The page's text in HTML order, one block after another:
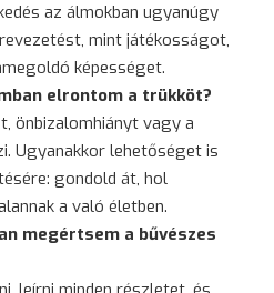
az álmokban ugyanúgy
mint játékosságot,
képességet.
elrontom a trükköt?
önbizalomhiányt vagy a
Ugyanakkor lehetőséget is
gondold át, hol
a való életben.
megértsem a bűvészes